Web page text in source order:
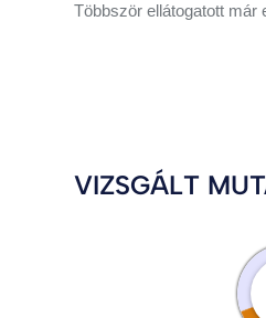
Többször ellátogatott már
VIZSGÁLT